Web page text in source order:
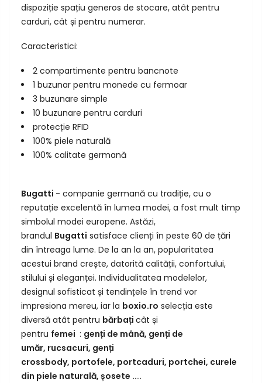
dispoziție spațiu generos de stocare, atât pentru
carduri, cât și pentru numerar.
Caracteristici:
2 compartimente pentru bancnote
1 buzunar pentru monede cu fermoar
3 buzunare simple
10 buzunare pentru carduri
protecție RFID
100% piele naturală
100% calitate germană
Bugatti - companie germană cu tradiție, cu o
reputație excelentă în lumea modei, a fost mult timp
simbolul modei europene. Astăzi,
brandul Bugatti satisface clienți în peste 60 de țări
din întreaga lume. De la an la an, popularitatea
acestui brand crește, datorită calității, confortului,
stilului și eleganței. Individualitatea modelelor,
designul sofisticat și tendințele în trend vor
impresiona mereu, iar la boxio.ro selecția este
diversă atât pentru bărbați cât și
pentru femei : genți de mână, genți de
umăr, rucsacuri, genți
crossbody, portofele, portcaduri, portchei, curele
din piele naturală, șosete .....